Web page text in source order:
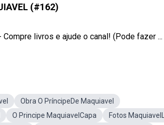
(#162)
livros e ajude o canal! (Pode fazer ...
Obra O PríncipeDe Maquiavel
O Principe MaquiavelCapa
Fotos